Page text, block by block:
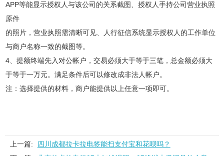
APP等能显示授权人与该公司的关系截图、授权人手持公司营业执照
原件
的照片，营业执照需清晰可见、人行征信系统显示授权人的工作单位
与商户名称一致的截图等。
4、提额终端先入对公帐户，交易必须大于等于三笔，总金额必须大
于等于一万元。满足条件后可以修改成非法人帐户。
注：选择提供的材料，商户能提供以上任意一项即可。
上一篇:
四川成都拉卡拉电签能扫支付宝和花呗吗？